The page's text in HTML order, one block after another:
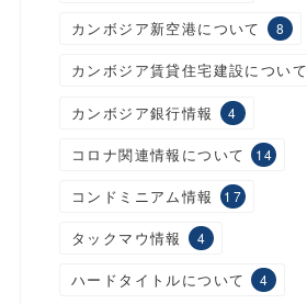
カンボジア新空港について 8
カンボジア賃貸住宅建設について
カンボジア銀行情報 4
コロナ関連情報について 14
コンドミニアム情報 17
タックマウ情報 4
ハードタイトルについて 4